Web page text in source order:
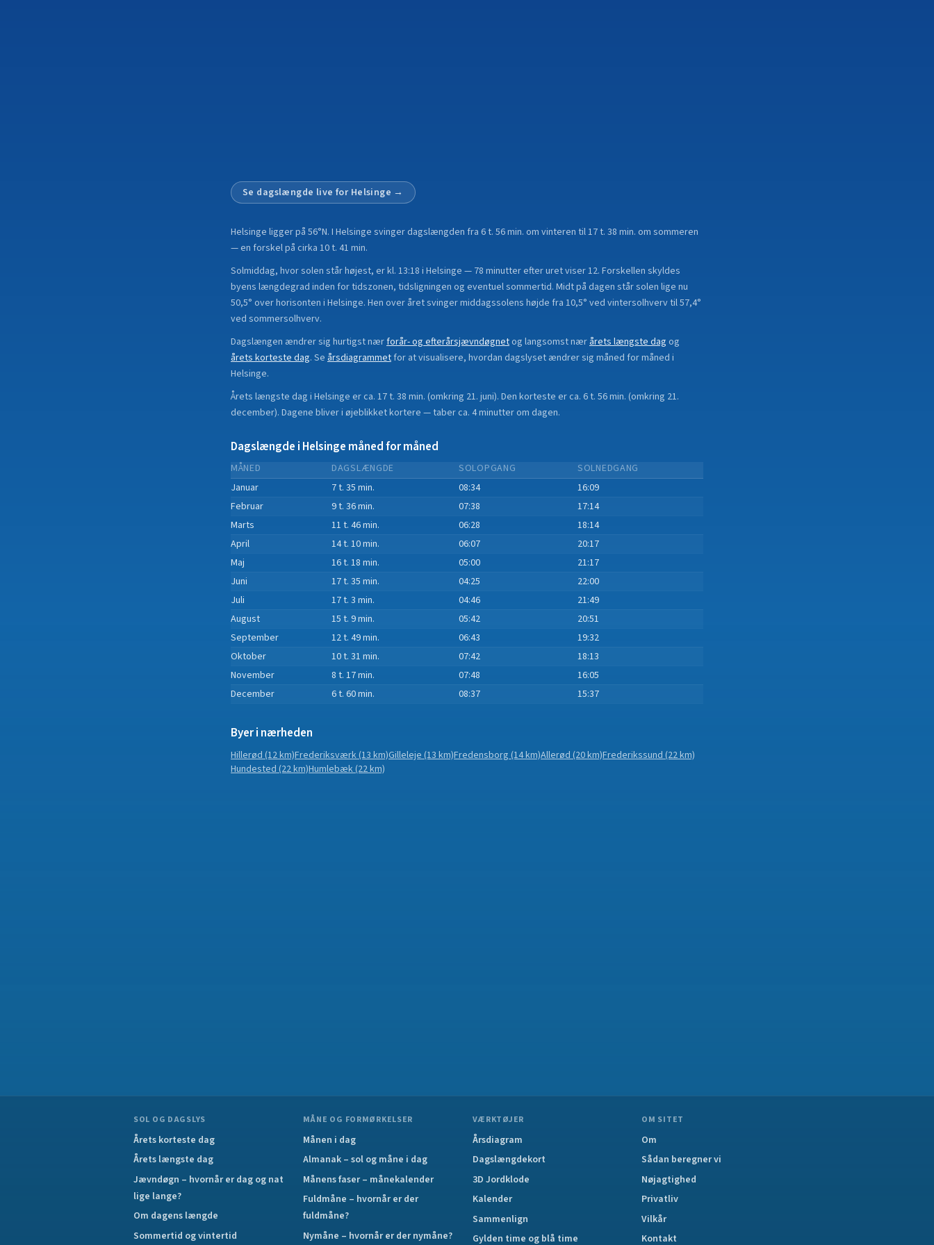
Se dagslængde live for Helsinge →
Helsinge ligger på 56°N. I Helsinge svinger dagslængden fra 6 t. 56 min. om vinteren til 17 t. 38 min. om sommeren
— en forskel på cirka 10 t. 41 min.
Solmiddag, hvor solen står højest, er kl. 13:18 i Helsinge — 78 minutter efter uret viser 12. Forskellen skyldes
byens længdegrad inden for tidszonen, tidsligningen og eventuel sommertid. Midt på dagen står solen lige nu
50,5° over horisonten i Helsinge. Hen over året svinger middagssolens højde fra 10,5° ved vintersolhverv til 57,4°
ved sommersolhverv.
Dagslængen ændrer sig hurtigst nærforår- og efterårsjævndøgnetog langsomst nærårets længste dag og
årets korteste dag. Se årsdiagrammetfor at visualisere, hvordan dagslyset ændrer sig måned for måned i
Helsinge.
Årets længste dag i Helsinge er ca. 17 t. 38 min. (omkring 21. juni). Den korteste er ca. 6 t. 56 min. (omkring 21.
december). Dagene bliver i øjeblikketkortere —taberca. 4minutterom dagen.
Dagslængde i Helsinge måned for måned
MÅNED DAGSLÆNGDE SOLOPGANG
SOLNEDGANG
Januar
7 t. 35 min. 08:34
16:09
Februar
9 t. 36 min. 07:38
17:14
Marts
11 t. 46 min. 06:28
18:14
April
14 t. 10 min. 06:07
20:17
Maj
16 t. 18 min. 05:00
21:17
Juni
17 t. 35 min. 04:25
22:00
Juli
17 t. 3 min. 04:46
21:49
August
15 t. 9 min. 05:42
20:51
September
12 t. 49 min. 06:43
19:32
Oktober
10 t. 31 min. 07:42
18:13
November
8 t. 17 min. 07:48
16:05
December
6 t. 60 min. 08:37 15:37
Byer i nærheden
Hillerød(12 km)Frederiksværk(13 km)Gilleleje(13 km)Fredensborg(14 km)Allerød(20 km)Frederikssund(22 km)
Hundested(22 km)Humlebæk(22 km)
SOL OG DAGSLYS
Årets korteste dag
Årets længste dag
Jævndøgn – hvornår er dag og nat
lige lange?
Om dagens længde
Sommertid og vintertid
MÅNE OG FORMØRKELSER
Månen i dag
Almanak – sol og måne i dag
Månens faser – månekalender
Fuldmåne – hvornår er der
fuldmåne?
Nymåne – hvornår er der nymåne?
VÆRKTØJER
Årsdiagram
Dagslængdekort
3D Jordklode
Kalender
Sammenlign
Gylden time og blå time
OM SITET
Om
Sådan beregner vi
Nøjagtighed
Privatliv
Vilkår
Kontakt